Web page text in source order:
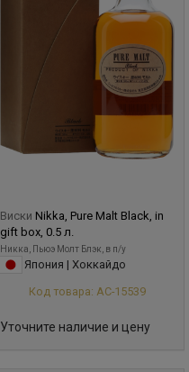
Виски Nikka, Pure Malt Black, in
gift box, 0.5 л.
Никка, Пьюэ Молт Блэк, в п/у
Япония | Хоккайдо
Код товара: АС-15539
Уточните наличие и цену